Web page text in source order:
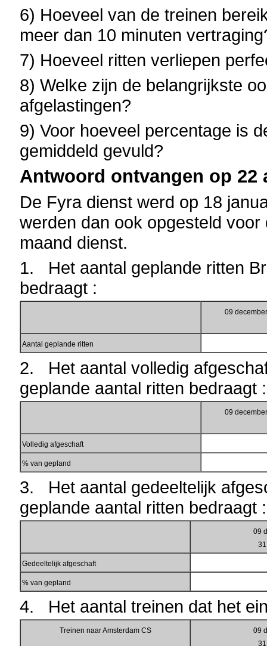
6) Hoeveel van de treinen
meer dan 10 minuten
7) Hoeveel ritten verliepen
8) Welke zijn de belangrijkste
afgelastingen?
9) Voor hoeveel percentage is
gemiddeld gevuld?
Antwoord ontvangen op 22
De Fyra dienst werd op 18
werden dan ook opgesteld
maand dienst.
1. Het aantal geplande ritten
bedraagt :
09
Aantal geplande ritten
2. Het aantal volledig
geplande aantal ritten bedraagt :
09
Volledig afgeschaft
% van gepland
3. Het aantal gedeeltelijk
geplande aantal ritten bedraagt :
09
Gedeeltelijk afgeschaft
% van gepland
4. Het aantal treinen dat het
Treinen naar Amsterdam CS
09